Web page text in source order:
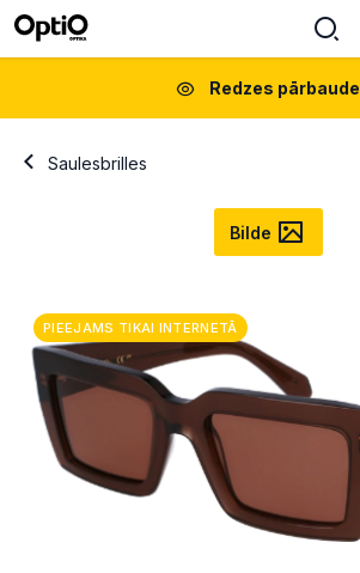
Redzes pārbaude
Saulesbrilles
Bilde
PIEEJAMS TIKAI INTERNETĀ